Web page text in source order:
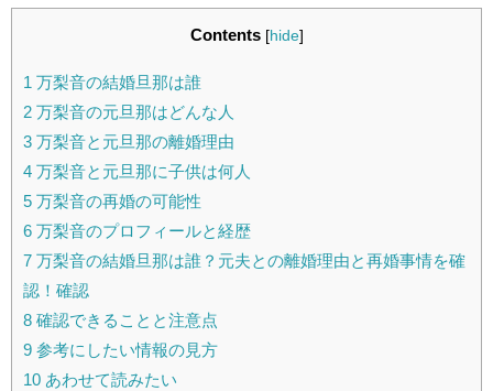
Contents [hide]
1 万梨音の結婚旦那は誰
2 万梨音の元旦那はどんな人
3 万梨音と元旦那の離婚理由
4 万梨音と元旦那に子供は何人
5 万梨音の再婚の可能性
6 万梨音のプロフィールと経歴
7 万梨音の結婚旦那は誰？元夫との離婚理由と再婚事情を確
認！確認
8 確認できることと注意点
9 参考にしたい情報の見方
10 あわせて読みたい